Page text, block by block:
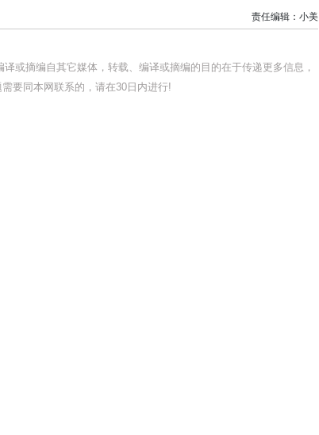
责任编辑：小美
或摘编自其它媒体，转载、编译或摘编的目的在于传递更多信息，
要同本网联系的，请在30日内进行!